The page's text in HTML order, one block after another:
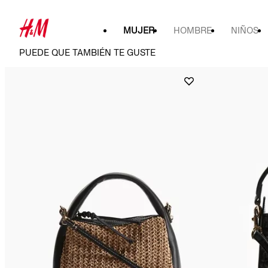
MUJER HOMBRE NIÑOS
PUEDE QUE TAMBIÉN TE GUSTE